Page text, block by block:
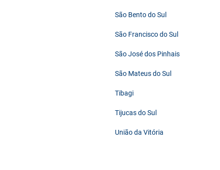
São Bento do Sul
São Francisco do Sul
São José dos Pinhais
São Mateus do Sul
Tibagi
Tijucas do Sul
União da Vitória